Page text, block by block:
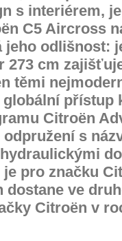
s interiérem,
C5 Aircross
jeho odlišnost:
273 cm
těmi
přístup
Citroën
s
pro značku
ve
Citroën v